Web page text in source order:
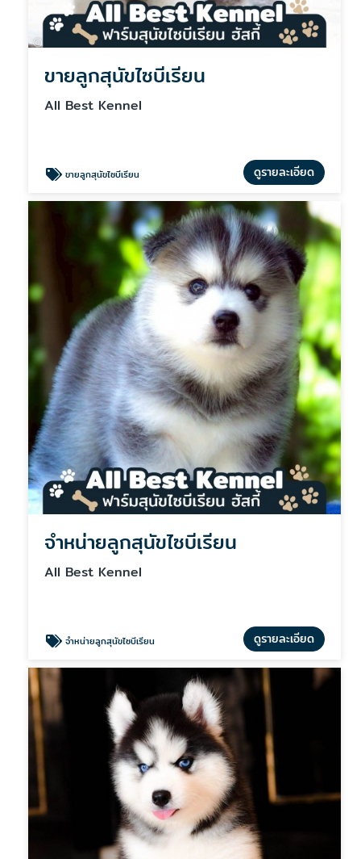
ขายลูกสุนัขไซบีเรียน
All Best Kennel
ขายลูกสุนัขไซบีเรียน ดูรายละเอียด
จําหน่ายลูกสุนัขไซบีเรียน
All Best Kennel
จําหน่ายลูกสุนัขไซบีเรียน ดูรายละเอียด